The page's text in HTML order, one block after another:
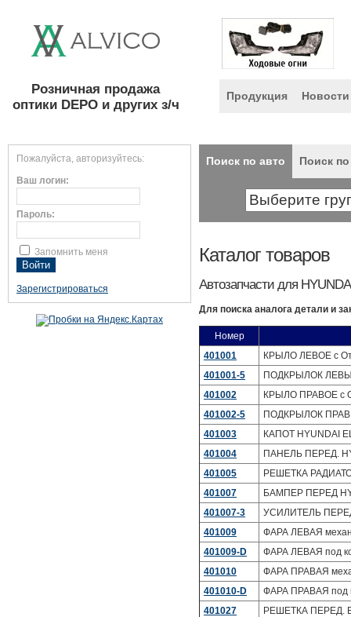
Розничная продажа
оптики DEPO и других з/ч
Продукция Новости
Пожалуйста, авторизуйтесь:
Ваш логин:
Пароль:
Запомнить меня
Зарегистрироваться
Поиск по авто Поиск
Каталог товаров
Автозапчасти для
Для поиска аналога детали и
Номер
401001
КРЫЛО ЛЕВОЕ с
401001-5
ПОДКРЫЛОК
401002
КРЫЛО ПРАВОЕ с
401002-5
ПОДКРЫЛОК
401003
КАПОТ HYUNDAI
401004
ПАНЕЛЬ ПЕРЕД.
401005
РЕШЕТКА
401007
БАМПЕР ПЕРЕД
401007-3
УСИЛИТЕЛЬ
401009
ФАРА ЛЕВАЯ
401009-D
ФАРА ЛЕВАЯ под
401010
ФАРА ПРАВАЯ
401010-D
ФАРА ПРАВАЯ под
401027
РЕШЕТКА ПЕРЕД.